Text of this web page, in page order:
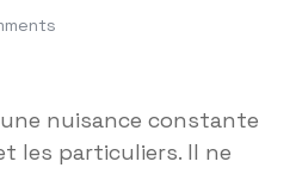
nuisance constante
les particuliers. Il ne